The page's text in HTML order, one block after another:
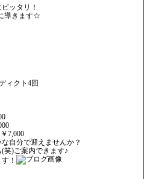
ッタリ！
導きます☆
ィクト4回
7,000
自分で迎えませんか？
笑)ご案内できます♪
！